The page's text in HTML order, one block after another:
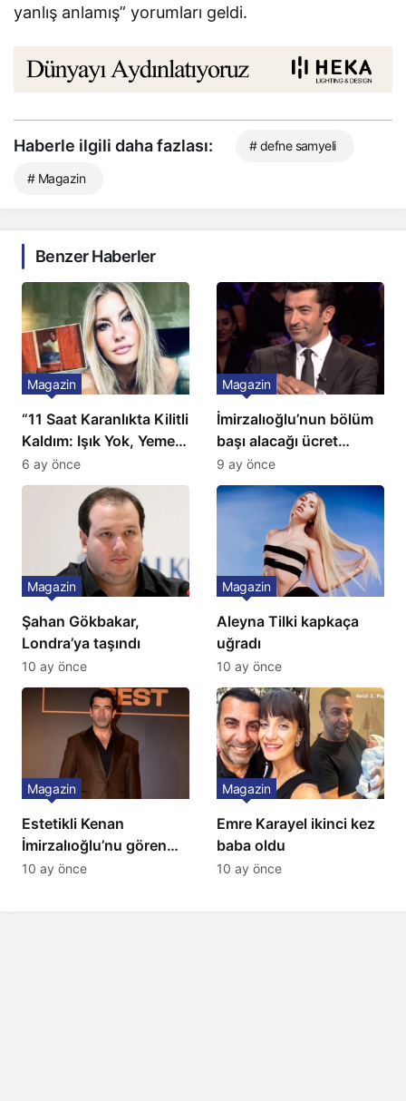
yanlış anlamış” yorumları geldi.
Haberle ilgili daha fazlası: # defne samyeli
# Magazin
Benzer Haberler
“11 Saat Karanlıkta Kilitli
Kaldım: Işık Yok, Yemek
Yok, Tuvalet Yok!”
Çağla Şikel’den Şok
Magazin
6 ay önce
İmirzalıoğlu’nun bölüm
başı alacağı ücret
Türkiye’de bir ilk:
Gözünü 2 ilçeye dikti!
Magazin
9 ay önce
Şahan Gökbakar,
Londra’ya taşındı
Magazin
10 ay önce
Aleyna Tilki kapkaça
uğradı
Magazin
10 ay önce
Estetikli Kenan
İmirzalıoğlu’nu gören
tanıyamıyor: Son hali
Magazin
10 ay önce
Emre Karayel ikinci kez
baba oldu
Magazin
10 ay önce